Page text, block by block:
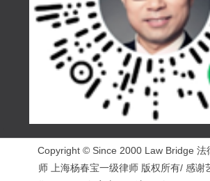
Copyright © Since 2000 Law Bridge 法
师 上海杨春宝一级律师 版权所有/ 感谢